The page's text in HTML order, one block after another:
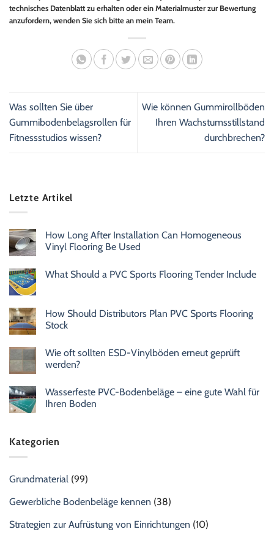
technisches Datenblatt zu erhalten oder ein Materialmuster zur Bewertung
anzufordern, wenden Sie sich bitte an mein Team.
Was sollten Sie über
Gummibodenbelagsrollen für
Fitnessstudios wissen?
Wie können Gummirollböden
Ihren Wachstumsstillstand
durchbrechen?
Letzte Artikel
How Long After Installation Can Homogeneous
Vinyl Flooring Be Used
What Should a PVC Sports Flooring Tender Include
How Should Distributors Plan PVC Sports Flooring
Stock
Wie oft sollten ESD-Vinylböden erneut geprüft
werden?
Wasserfeste PVC-Bodenbeläge – eine gute Wahl für
Ihren Boden
Kategorien
Grundmaterial (99)
Gewerbliche Bodenbeläge kennen (38)
Strategien zur Aufrüstung von Einrichtungen (10)